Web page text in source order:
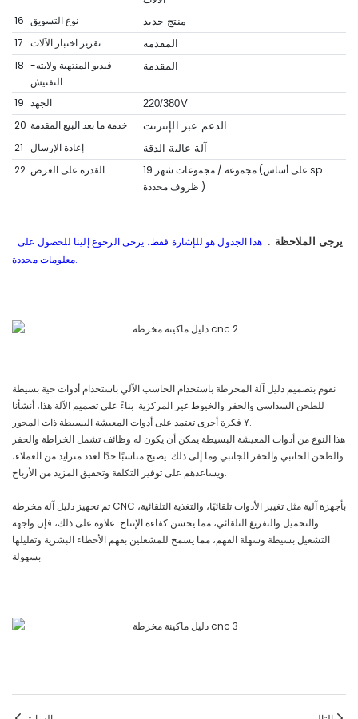
16 نوع التسويق منتج جديد
17 تقرير اختبار الآلات المقدمة
18 فيديو المنتهية ولايته-
التفتيش
المقدمة
19 الجهد 220/380V
20 خدمة ما بعد البيع المقدمة الدعم عبر الإنترنت
21 إعادة الإرسال آلة عالية الدقة
22 القدرة على العرض
19 مجموعة / مجموعات شهر (على أساس sp
)
يرجى الملاحظة : هذا الجدول هو للإشارة فقط، يرجى الرجوع إلينا للحصول على
معلومات محددة.
نقوم بتصميم دليل آلة المخرطة باستخدام الحاسب الآلي باستخدام أدوات حية بسيطة
للطحن السداسي والحفر والخيوط غير المركزية. بناءً على تصميم الآلة هذا، أنشأنا
فكرة أخرى تعتمد على أدوات المعيشة البسيطة ذات المحور Y.
هذا النوع من أدوات المعيشة البسيطة يمكن أن يكون له وظائف تشمل الخراطة والحفر
والطحن الجانبي والحفر الجانبي وما إلى ذلك. يصبح مناسبًا جدًا لعدد متزايد من العملاء،
ويساعدهم على توفير التكلفة وتحقيق المزيد من الأرباح.
تم تجهيز دليل آلة مخرطة CNC بأجهزة آلية مثل تغيير الأدوات تلقائيًا، والتغذية التلقائية،
والتحميل والتفريغ التلقائي، مما يحسن كفاءة الإنتاج. علاوة على ذلك، فإن واجهة
التشغيل بسيطة وسهلة الفهم، مما يسمح للمشغلين بفهم الأخطاء البشرية وتقليلها
بسهولة.